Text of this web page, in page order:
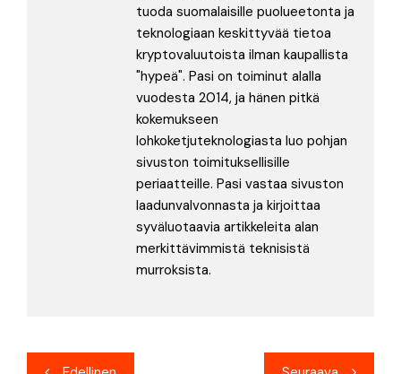
tuoda suomalaisille puolueetonta ja
teknologiaan keskittyvää tietoa
kryptovaluutoista ilman kaupallista
"hypeä". Pasi on toiminut alalla
vuodesta 2014, ja hänen pitkä
kokemukseen
lohkoketjuteknologiasta luo pohjan
sivuston toimituksellisille
periaatteille. Pasi vastaa sivuston
laadunvalvonnasta ja kirjoittaa
syväluotaavia artikkeleita alan
merkittävimmistä teknisistä
murroksista.